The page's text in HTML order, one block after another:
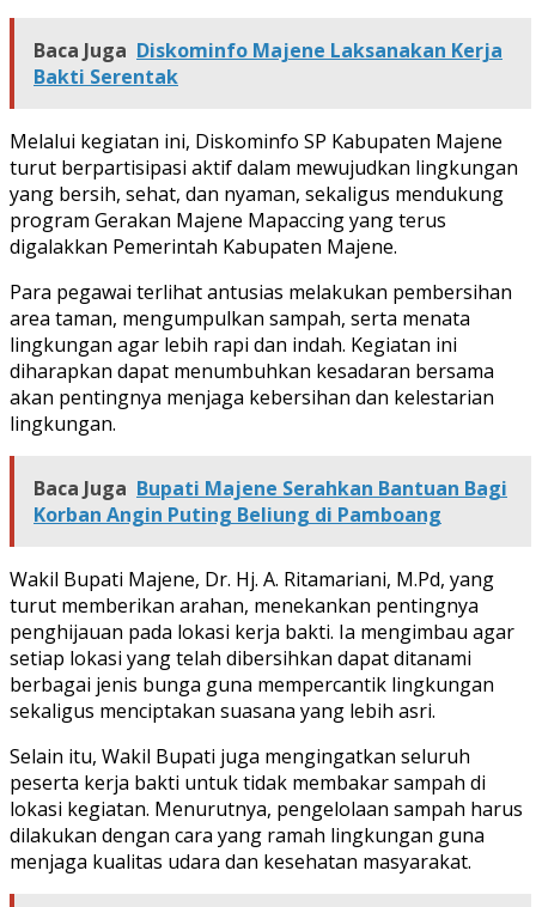
Baca Juga Diskominfo Majene Laksanakan Kerja
Bakti Serentak
Melalui kegiatan ini, Diskominfo SP Kabupaten Majene
turut berpartisipasi aktif dalam mewujudkan lingkungan
yang bersih, sehat, dan nyaman, sekaligus mendukung
program Gerakan Majene Mapaccing yang terus
digalakkan Pemerintah Kabupaten Majene.
Para pegawai terlihat antusias melakukan pembersihan
area taman, mengumpulkan sampah, serta menata
lingkungan agar lebih rapi dan indah. Kegiatan ini
diharapkan dapat menumbuhkan kesadaran bersama
akan pentingnya menjaga kebersihan dan kelestarian
lingkungan.
Baca Juga Bupati Majene Serahkan Bantuan Bagi
Korban Angin Puting Beliung di Pamboang
Wakil Bupati Majene, Dr. Hj. A. Ritamariani, M.Pd, yang
turut memberikan arahan, menekankan pentingnya
penghijauan pada lokasi kerja bakti. Ia mengimbau agar
setiap lokasi yang telah dibersihkan dapat ditanami
berbagai jenis bunga guna mempercantik lingkungan
sekaligus menciptakan suasana yang lebih asri.
Selain itu, Wakil Bupati juga mengingatkan seluruh
peserta kerja bakti untuk tidak membakar sampah di
lokasi kegiatan. Menurutnya, pengelolaan sampah harus
dilakukan dengan cara yang ramah lingkungan guna
menjaga kualitas udara dan kesehatan masyarakat.